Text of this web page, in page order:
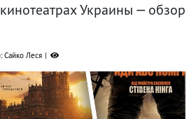
Украины — обзор
Сайко Леся